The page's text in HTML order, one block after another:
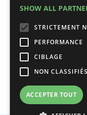
E-
SHOW ALL
STRICTEMENT
PERFORMANCE
CIBLAGE
NON CLASSIFIÉS
ACCEPTER TOUT